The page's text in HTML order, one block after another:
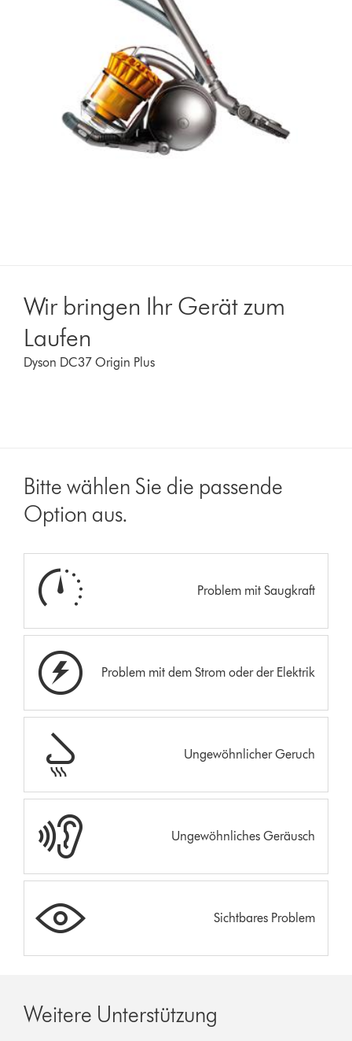
Wir bringen Ihr Gerät zum
Laufen
Dyson DC37 Origin Plus
Bitte wählen Sie die passende
Option aus.
Problem mit Saugkraft
Problem mit dem Strom oder der Elektrik
Ungewöhnlicher Geruch
Ungewöhnliches Geräusch
Sichtbares Problem
Weitere Unterstützung